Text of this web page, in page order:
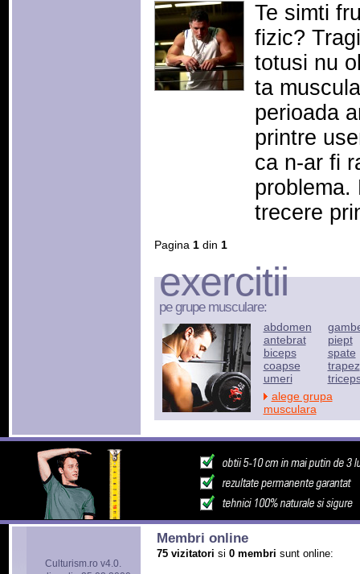
Te simti
fizic?
totusi nu
ta
perioada
printre
ca n-ar fi
problema.
trecere
Pagina 1din 1
exercitii
pe grupe musculare:
abdomen
antebrat
biceps
coapse
umeri
piept
spate
trapez
alege grupa
musculara
Culturism.ro v4.0.
Membri online
75 vizitatori si 0 membri sunt online: